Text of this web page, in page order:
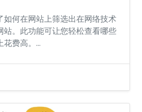
如何在网站上筛选出在网络技术
站。此功能可让您轻松查看哪些
费高。...